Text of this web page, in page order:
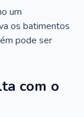
um
os batimentos
pode ser
com o